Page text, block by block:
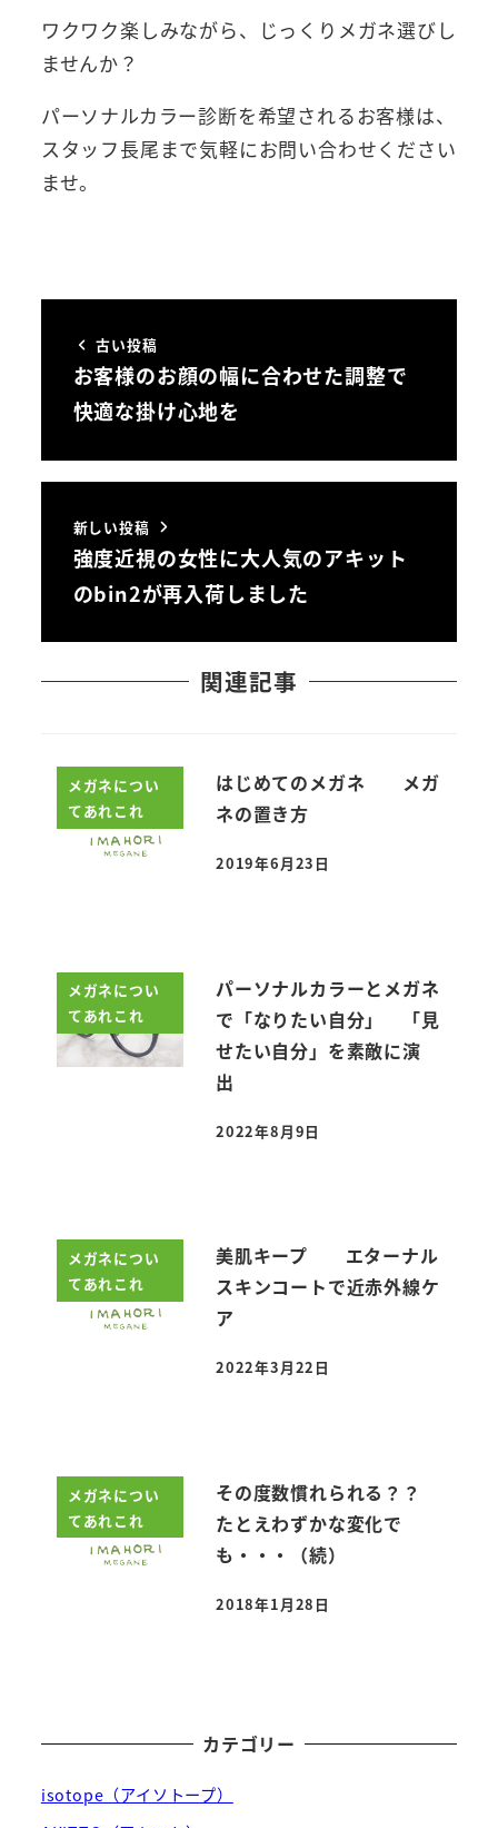
ワクワク楽しみながら、じっくりメガネ選びし
ませんか？
パーソナルカラー診断を希望されるお客様は、
スタッフ長尾まで気軽にお問い合わせください
ませ。
古い投稿
お客様のお顔の幅に合わせた調整で
快適な掛け心地を
新しい投稿
強度近視の女性に大人気のアキット
のbin2が再入荷しました
関連記事
メガネについ
てあれこれ
はじめてのメガネ メガ
ネの置き方
投稿日
2019年6月23日
メガネについ
てあれこれ
パーソナルカラーとメガネ
で「なりたい自分」 「見
せたい自分」を素敵に演
出
投稿日
2022年8月9日
メガネについ
てあれこれ
美肌キープ エターナル
スキンコートで近赤外線ケ
ア
投稿日
2022年3月22日
メガネについ
てあれこれ
その度数慣れられる？？
たとえわずかな変化で
も・・・（続）
投稿日
2018年1月28日
カテゴリー
isotope（アイソトープ）